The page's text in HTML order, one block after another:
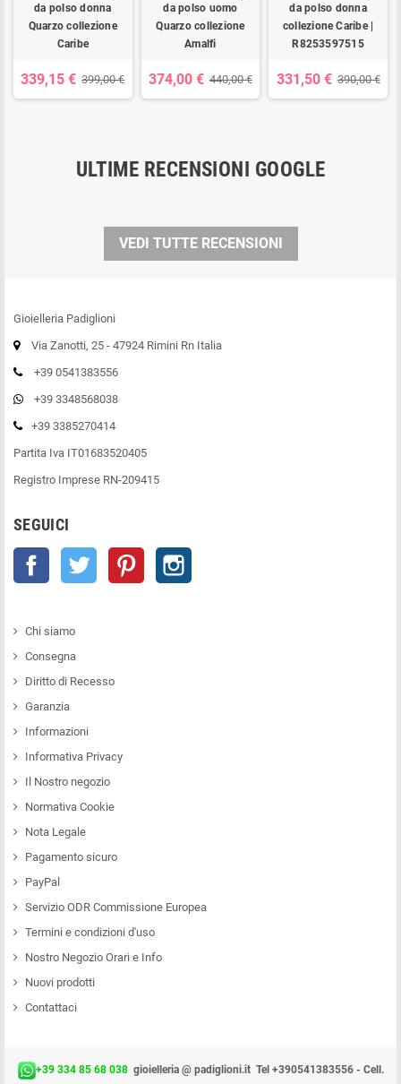
da polso donna
Quarzo collezione
Caribe
339,15 € 399,00 €
da polso uomo
Quarzo collezione
Amalfi
374,00 € 440,00 €
da polso donna
collezione Caribe |
R8253597515
331,50 € 390,00 €
ULTIME RECENSIONI GOOGLE
VEDI TUTTE RECENSIONI
Gioielleria Padiglioni
Via Zanotti, 25 - 47924 Rimini Rn Italia
+39 0541383556
+39 3348568038
+39 3385270414
Partita Iva IT01683520405
Registro Imprese RN-209415
SEGUICI
Facebook Twitter Pinterest
Chi siamo
Consegna
Diritto di Recesso
Garanzia
Informazioni
Informativa Privacy
Il Nostro negozio
Normativa Cookie
Nota Legale
Pagamento sicuro
PayPal
Servizio ODR Commissione Europea
Termini e condizioni d'uso
Nostro Negozio Orari e Info
Nuovi prodotti
Contattaci
+39 334 85 68 038 gioielleria @ padiglioni.it Tel +390541383556 - Cell.